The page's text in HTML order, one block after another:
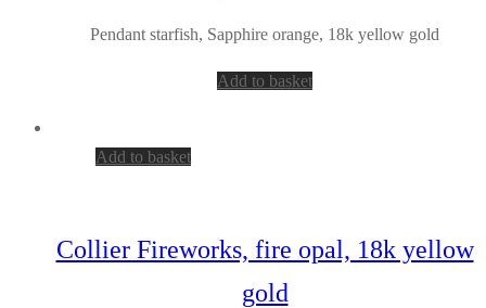
Pendant starfish, Sapphire orange, 18k yellow gold
Add to basket
Add to basket
Collier Fireworks, fire opal, 18k yellow
gold